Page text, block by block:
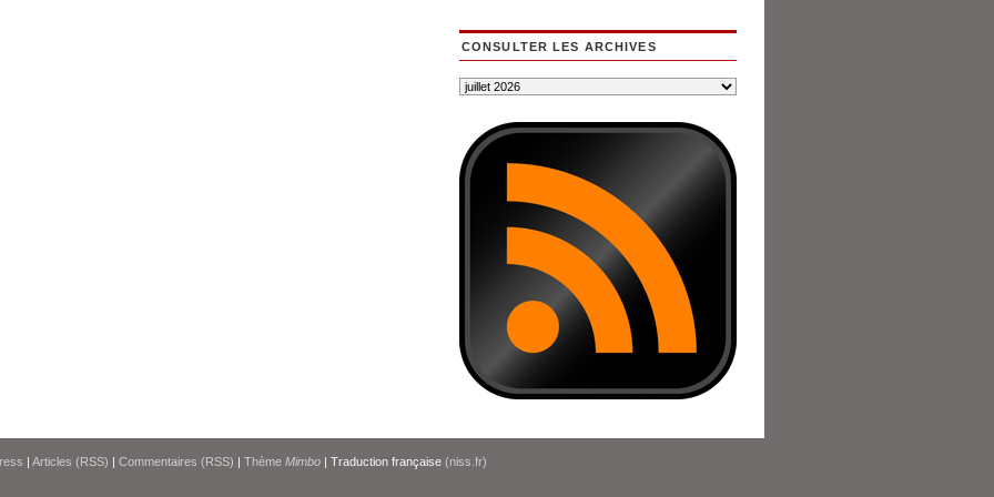
CONSULTER LES ARCHIVES
| Articles (RSS) | Commentaires (RSS) | Thème Mimbo | Traduction française (niss.fr)